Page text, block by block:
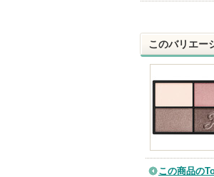
このバリエー
この商品の